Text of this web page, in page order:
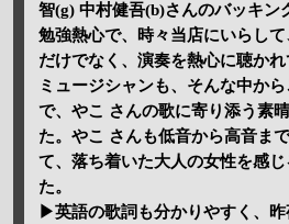
智(g) 中村健吾(b)さんのバッキン
勉強熱心で、時々当店にいらし
だけでなく、演奏を熱心に聴か
ミュージシャンも、そんな中か
で、やこ さんの歌に寄り添う素
た。やこ さんも低音から高音ま
て、落ち着いた大人の女性を感
た。
▶英語の歌詞も分かりやすく、